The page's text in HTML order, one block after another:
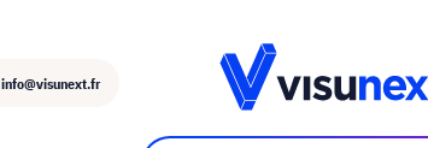
info@visunext.fr